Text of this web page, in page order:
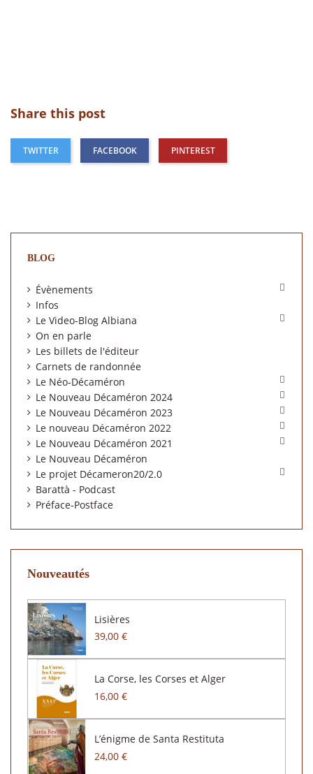
Share this post
TWITTER FACEBOOK PINTEREST
BLOG
Évènements 
Infos
Le Video-Blog Albiana

On en parle
Les billets de l'éditeur
Carnets de randonnée
Le Néo-Décaméron

Le Nouveau Décaméron 2024 
Le Nouveau Décaméron 2023 
Le nouveau Décaméron 2022 
Le Nouveau Décaméron 2021 
Le Nouveau Décaméron
Le projet Décameron20/2.0

Barattà - Podcast
Préface-Postface
Nouveautés
Lisières
39,00 €
La Corse, les Corses et Alger
16,00 €
L’énigme de Santa Restituta
24,00 €